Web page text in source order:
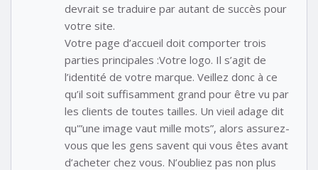
devrait se traduire par autant de succès pour
votre site.
Votre page d’accueil doit comporter trois
parties principales :Votre logo. Il s’agit de
l’identité de votre marque. Veillez donc à ce
qu’il soit suffisamment grand pour être vu par
les clients de toutes tailles. Un vieil adage dit
qu'”une image vaut mille mots”, alors assurez-
vous que les gens savent qui vous êtes avant
d’acheter chez vous. N’oubliez pas non plus